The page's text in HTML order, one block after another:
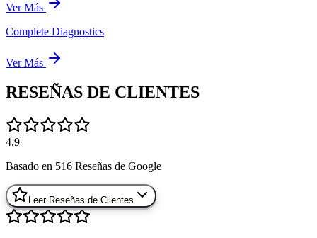
Ver Más
Complete Diagnostics
Ver Más
RESEÑAS DE CLIENTES
4.9
Basado en 516 Reseñas de Google
Leer Reseñas de Clientes